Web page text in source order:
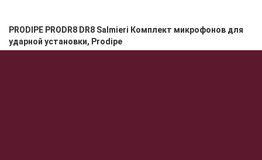
PRODIPE PRODR8 DR8 Salmieri Комплект микрофонов для
ударной установки, Prodipe